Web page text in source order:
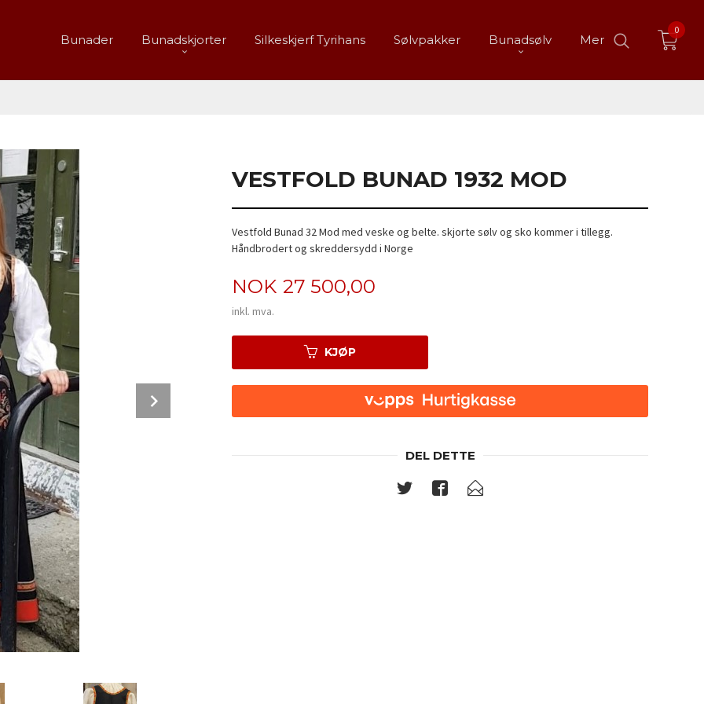
Bunader Bunadskjorter Silkeskjerf Tyrihans Sølvpakker Bunadsølv Mer
0
VESTFOLD BUNAD 1932 MOD
Vestfold Bunad 32 Mod med veske og belte. skjorte sølv og sko kommer i tillegg.
Håndbrodert og skreddersydd i Norge
Pris
NOK 27 500,00
inkl. mva.
KJØP
DEL DETTE